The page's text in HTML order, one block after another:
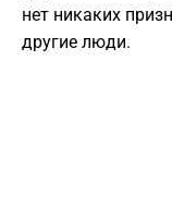
нет никаких
другие люди.